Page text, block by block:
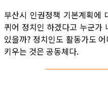
부산시 인권정책 기본계획에
퀴어 정치인 하겠다고 누군가
있을까? 정치인도 활동가도
키우는 것은 공동체다.